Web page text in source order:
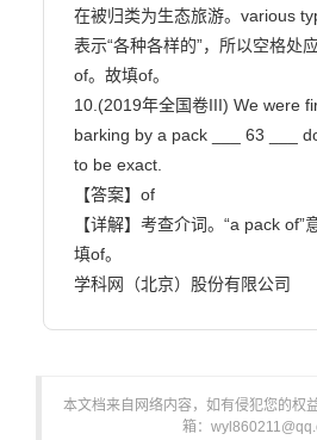
在被归类为生态旅游。various
表示“各种各样的”，所以空格处
of。故填of。
10.(2019年全国卷III) We were
barking by a pack ___ 63 ___
to be exact.
【答案】of
【详解】考查介词。“a pack
填of。
学科网（北京）股份
本文档来自网络内容，如有侵犯您的权
箱：